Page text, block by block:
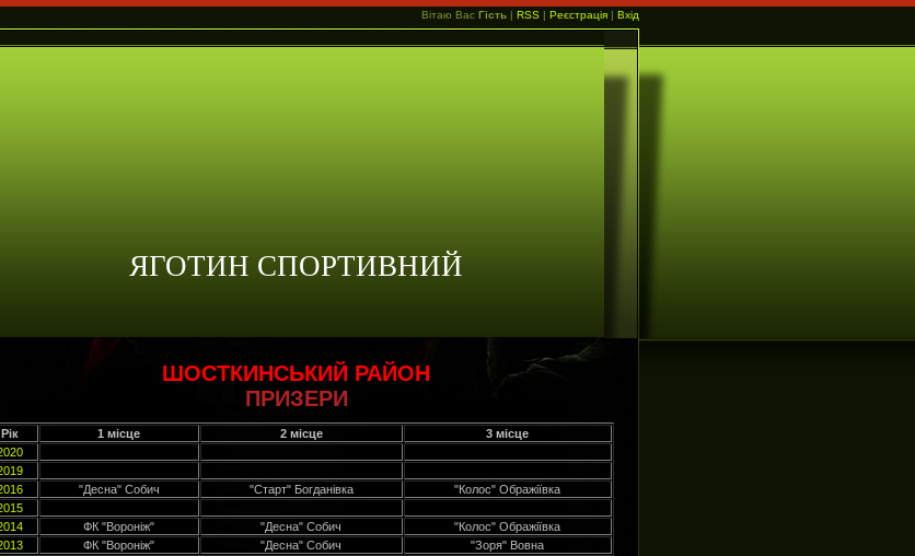
Вітаю Вас Гість | RSS | Реєстрація | Вхід
ЯГОТИН СПОРТИВНИЙ
ШОСТКИНСЬКИЙ РАЙОН
ПРИЗЕРИ
Рік 1 місце 2 місце
3 місце
"Десна" Собич "Старт" Богданівка
"Колос" Ображіївка
ФК "Вороніж" "Десна" Собич
"Колос" Ображіївка
ФК "Вороніж" "Десна" Собич "Зоря" Вовна